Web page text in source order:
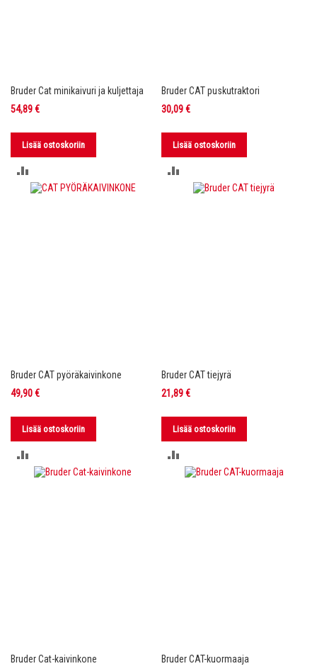
Bruder Cat minikaivuri ja kuljettaja
54,89 €
Lisää ostoskoriin
VERTAILUUN
Bruder CAT puskutraktori
30,09 €
Lisää ostoskoriin
VERTAILUUN
Bruder CAT pyöräkaivinkone
49,90 €
Lisää ostoskoriin
VERTAILUUN
Bruder CAT tiejyrä
21,89 €
Lisää ostoskoriin
VERTAILUUN
Bruder Cat-kaivinkone
Bruder CAT-kuormaaja